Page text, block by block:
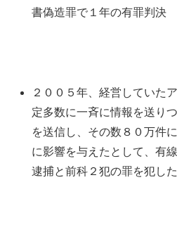
書偽造罪で１年の有罪判決
２００５年、経営していた
定多数に一斉に情報を送り
を送信し、その数８０万件
に影響を与えたとして、有
逮捕と前科２犯の罪を犯し